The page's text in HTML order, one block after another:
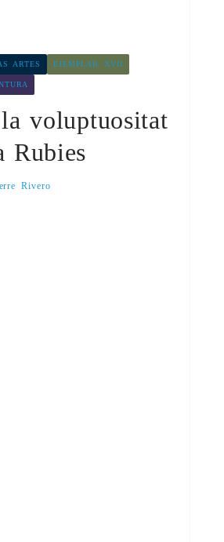
ARTES EJEMPLAR XVII
voluptuositat
Rubies
Rivero